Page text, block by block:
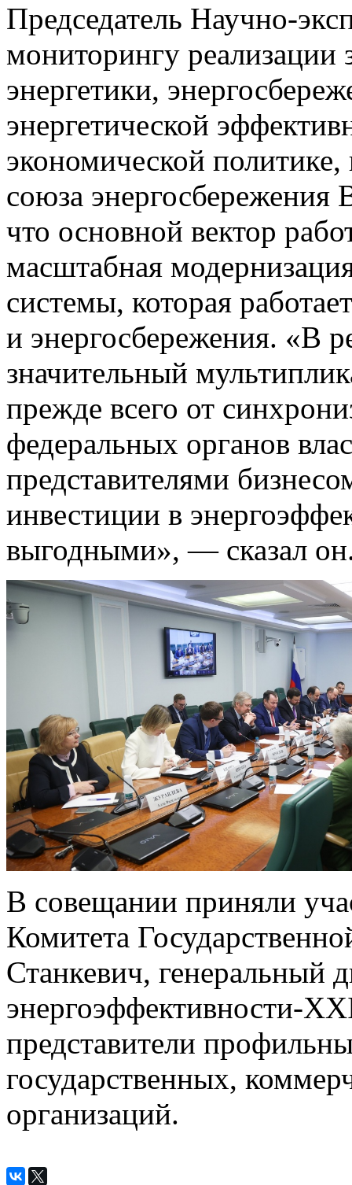
Председатель Научно-
мониторингу реализации
энергетики,
энергетической
экономической
союза
что основной вектор
масштабная
системы, которая
и энергосбережения. «В
значительный
прежде всего от
федеральных органов
представителями
инвестиции в
выгодными», — сказал
В совещании приняли
Комитета
Станкевич, генеральный
энергоэффективности-
представители
государственных,
организаций.